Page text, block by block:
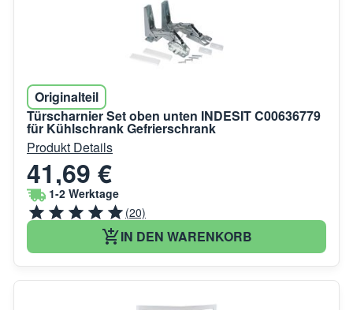
Originalteil
Türscharnier Set oben unten INDESIT C00636779
für Kühlschrank Gefrierschrank
Produkt Details
41,69 €
1-2 Werktage
(20)
IN DEN WARENKORB